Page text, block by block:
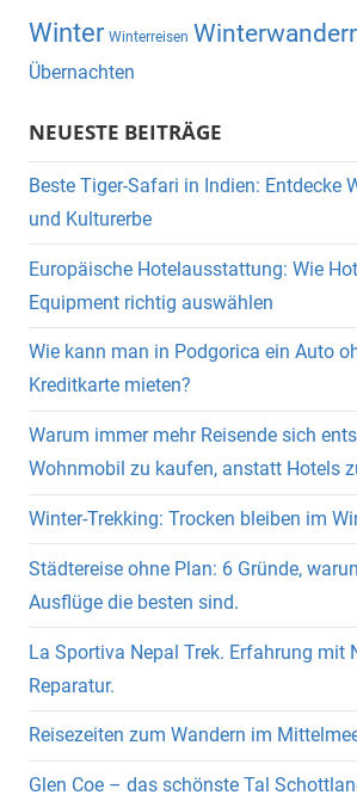
Winter Winterreisen
Übernachten
NEUESTE BEITRÄGE
Beste Tiger-Safari in Indien: Entdecke
und Kulturerbe
Europäische Hotelausstattung: Wie
Equipment richtig auswählen
Wie kann man in Podgorica ein Auto
Kreditkarte mieten?
Warum immer mehr Reisende sich
Wohnmobil zu kaufen, anstatt Hotels
Winter-Trekking: Trocken bleiben im
Städtereise ohne Plan: 6 Gründe,
Ausflüge die besten sind.
La Sportiva Nepal Trek. Erfahrung mit
Reparatur.
Reisezeiten zum Wandern im
Glen Coe – das schönste Tal